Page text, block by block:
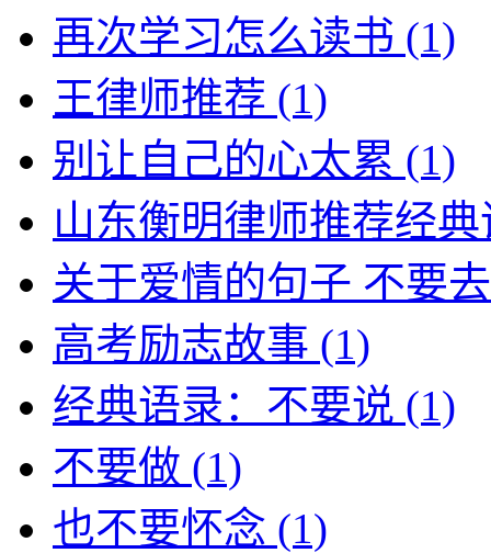
再次学习怎么读书 (1)
王律师推荐 (1)
别让自己的心太累 (1)
山东衡明律师推荐经
关于爱情的句子 不要
高考励志故事 (1)
经典语录：不要说 (1)
不要做 (1)
也不要怀念 (1)